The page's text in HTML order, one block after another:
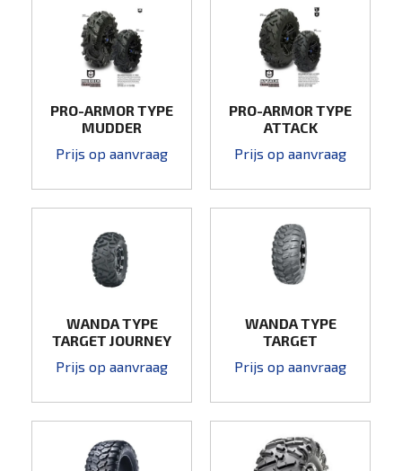
PRO-ARMOR TYPE
MUDDER
Prijs op aanvraag
PRO-ARMOR TYPE
ATTACK
Prijs op aanvraag
WANDA TYPE
TARGET JOURNEY
Prijs op aanvraag
WANDA TYPE
TARGET
Prijs op aanvraag